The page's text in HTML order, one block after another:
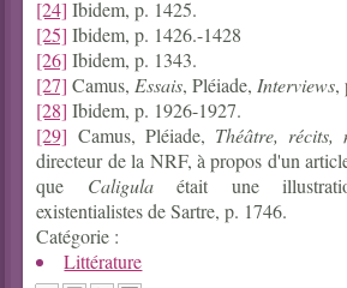
[24] Ibidem, p. 1425.
[25] Ibidem, p. 1426.-1428
[26] Ibidem, p. 1343.
[27] Camus, Essais, Pléiade, Interviews,
[28] Ibidem, p. 1926-1927.
[29] Camus, Pléiade, Théâtre, récits,
directeur de la NRF, à propos d'un
que Caligulaétait une
existentialistes de Sartre, p. 1746.
Catégorie :
Littérature